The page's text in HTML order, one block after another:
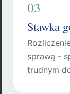
03
Stawka
sprawą -
trudnym